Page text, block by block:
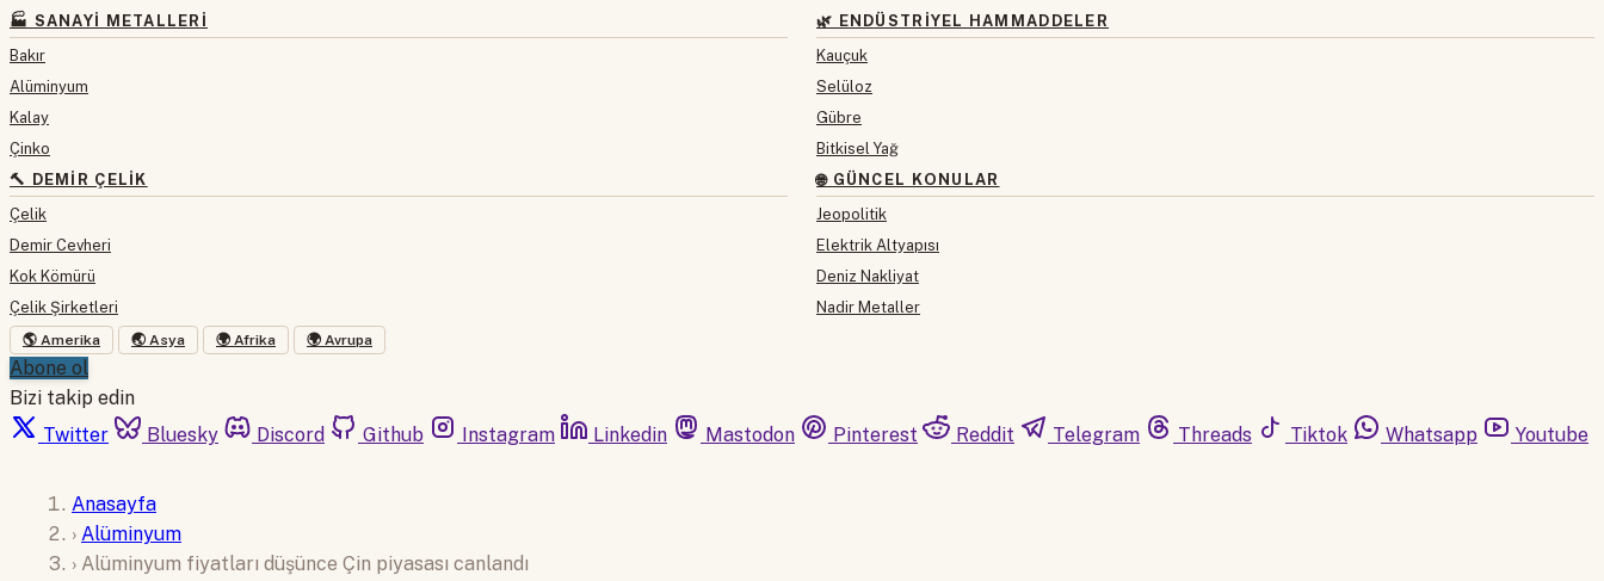
🏭 SANAYI METALLERI
Bakır
Alüminyum
Kalay
Çinko
🔨 DEMIR ÇELIK
Çelik
Demir Cevheri
Kok Kömürü
Çelik Şirketleri
🌿 ENDÜSTRIYEL HAMMADDELER
Kauçuk
Selüloz
Gübre
Bitkisel Yağ
🌐 GÜNCEL KONULAR
Jeopolitik
Elektrik Altyapısı
Deniz Nakliyat
Nadir Metaller
🌎 Amerika 🌏 Asya 🌍 Afrika 🌍 Avrupa
Abone ol
Bizi takip edin
Twitter
Bluesky Discord Github Instagram Linkedin Mastodon Pinterest Reddit Telegram Threads Tiktok Whatsapp Youtube
Anasayfa
› Alüminyum
› Alüminyum fiyatları düşünce Çin piyasası canlandı